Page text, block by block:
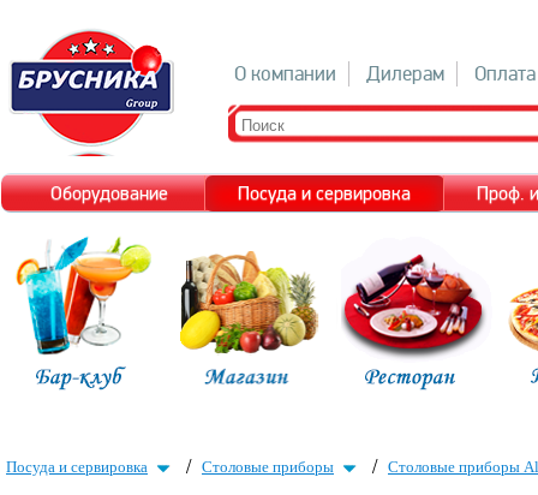
О компании Дилерам Оплата
Оборудование Посуда и сервировка Проф.
Посуда и сервировка / Столовые приборы / Столовые приборы